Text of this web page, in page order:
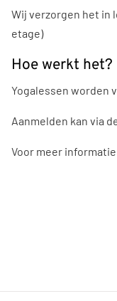
Wij verzorgen het in
etage)
Hoe werkt het?
Yogalessen worden
Aanmelden kan via
Voor meer informatie